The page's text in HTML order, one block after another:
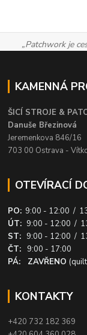
„Patchwork je
KAMENNÁ
ŠICÍ STROJE &
Danuše Březinová
Jeremenkova 846/16
703 00 Ostrava -
OTEVÍRACÍ
PO: 9:00 - 12:00 /
ÚT: 9:00 - 12:00 /
ST: 9:00 - 12:00 /
ČT:
9:00 - 17:00
PÁ: ZAVŘENO
KONTAKTY
+420 732 182 369